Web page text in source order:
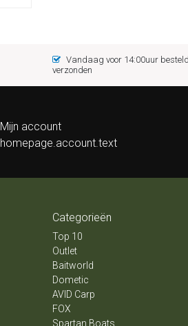
Vandaag voor 14:00uur
verzonden
Mijn account
homepage.account.text
Categorieën
Top 10
Outlet
Baitworld
Dometic
AVID Carp
FOX
Spartan Boats